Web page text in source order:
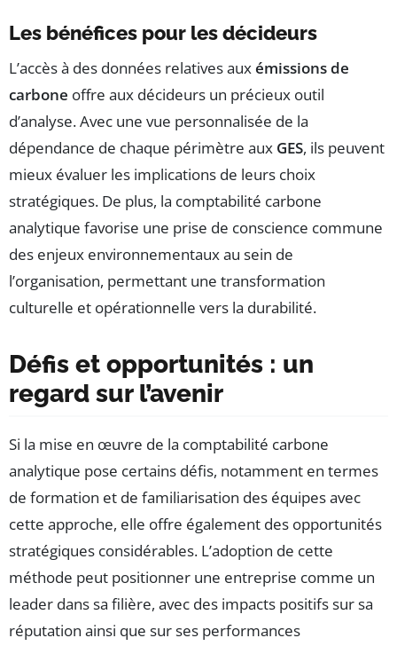
Les bénéfices pour les décideurs
L’accès à des données relatives auxémissions de
carbone offre aux décideurs un précieux outil
d’analyse. Avec une vue personnalisée de la
dépendance de chaque périmètre aux GES, ils peuvent
mieux évaluer les implications de leurs choix
stratégiques. De plus, la comptabilité carbone
analytique favorise une prise de conscience commune
des enjeux environnementaux au sein de
l’organisation, permettant une transformation
culturelle et opérationnelle vers la durabilité.
Défis et opportunités : un
regard sur l’avenir
Si la mise en œuvre de la comptabilité carbone
analytique pose certains défis, notamment en termes
de formation et de familiarisation des équipes avec
cette approche, elle offre également des opportunités
stratégiques considérables. L’adoption de cette
méthode peut positionner une entreprise comme un
leader dans sa filière, avec des impacts positifs sur sa
réputation ainsi que sur ses performances